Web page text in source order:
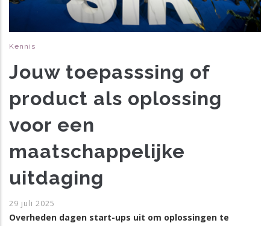
Kennis
Jouw toepasssing of
product als oplossing
voor een
maatschappelijke
uitdaging
29 juli 2025
Overheden dagen start-ups uit om oplossingen te